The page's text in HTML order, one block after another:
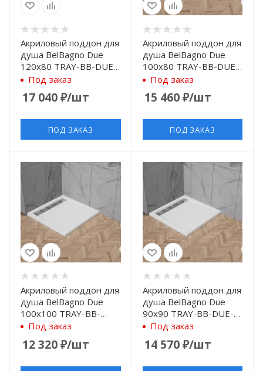
Акриловый поддон для
душа BelBagno Due
120x80 TRAY-BB-DUE-
AH-120/80-4-W0
Под заказ
17 040₽/шт
ПОД ЗАКАЗ
Акриловый поддон для
душа BelBagno Due
100x80 TRAY-BB-DUE-
AH-100/80-4-W0
Под заказ
15 460₽/шт
ПОД ЗАКАЗ
Акриловый поддон для
душа BelBagno Due
100x100 TRAY-BB-
DUE-A-100-4-W0
Под заказ
12 320₽/шт
Акриловый поддон для
душа BelBagno Due
90x90 TRAY-BB-DUE-A-
90-4-W0 Белый
Под заказ
14 570₽/шт